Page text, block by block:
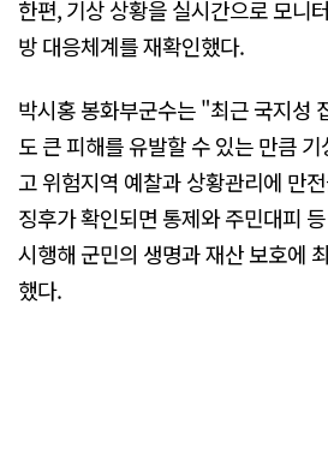
한편, 기상 상황을 실시간으로 모니
방 대응체계를 재확인했다.
박시홍 봉화부군수는 "최근 국지성
도 큰 피해를 유발할 수 있는 만큼
고 위험지역 예찰과 상황관리에 만
징후가 확인되면 통제와 주민대피
시행해 군민의 생명과 재산 보호에
했다.